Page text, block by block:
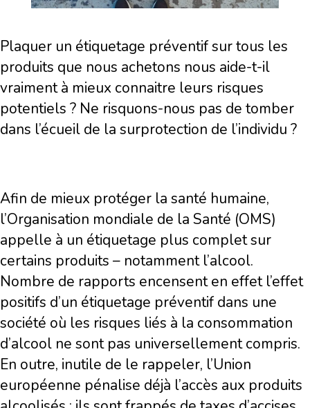
Plaquer un étiquetage préventif sur tous les
produits que nous achetons nous aide-t-il
vraiment à mieux connaitre leurs risques
potentiels ? Ne risquons-nous pas de tomber
dans l’écueil de la surprotection de l’individu ?
Afin de mieux protéger la santé humaine,
l’Organisation mondiale de la Santé (OMS)
appelle à un étiquetage plus complet sur
certains produits – notamment l’alcool.
Nombre de rapports encensent en effet l’effet
positifs d’un étiquetage préventif dans une
société où les risques liés à la consommation
d’alcool ne sont pas universellement compris.
En outre, inutile de le rappeler, l’Union
européenne pénalise déjà l’accès aux produits